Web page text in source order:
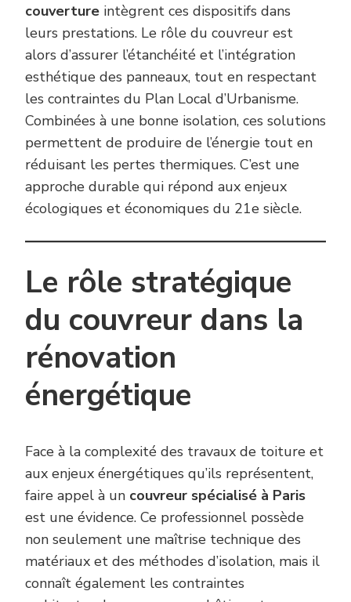
couverture intègrent ces dispositifs dans
leurs prestations. Le rôle du couvreur est
alors d’assurer l’étanchéité et l’intégration
esthétique des panneaux, tout en respectant
les contraintes du Plan Local d’Urbanisme.
Combinées à une bonne isolation, ces solutions
permettent de produire de l’énergie tout en
réduisant les pertes thermiques. C’est une
approche durable qui répond aux enjeux
écologiques et économiques du 21e siècle.
Le rôle stratégique
du couvreur dans la
rénovation
énergétique
Face à la complexité des travaux de toiture et
aux enjeux énergétiques qu’ils représentent,
faire appel à un couvreur spécialisé à Paris
est une évidence. Ce professionnel possède
non seulement une maîtrise technique des
matériaux et des méthodes d’isolation, mais il
connaît également les contraintes